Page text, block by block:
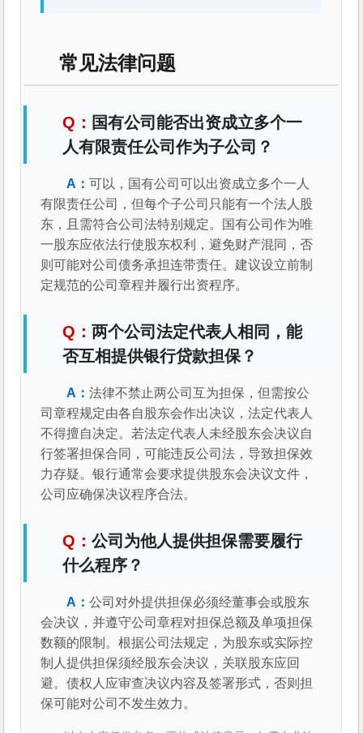
常见法律问题
国有公司能否出资成立多个一
人有限责任公司作为子公司？
可以，国有公司可以出资成立多个一人
有限责任公司，但每个子公司只能有一个法人股
东，且需符合公司法特别规定。国有公司作为唯
一股东应依法行使股东权利，避免财产混同，否
则可能对公司债务承担连带责任。建议设立前制
定规范的公司章程并履行出资程序。
两个公司法定代表人相同，能
否互相提供银行贷款担保？
法律不禁止两公司互为担保，但需按公
司章程规定由各自股东会作出决议，法定代表人
不得擅自决定。若法定代表人未经股东会决议自
行签署担保合同，可能违反公司法，导致担保效
力存疑。银行通常会要求提供股东会决议文件，
公司应确保决议程序合法。
公司为他人提供担保需要履行
什么程序？
公司对外提供担保必须经董事会或股东
会决议，并遵守公司章程对担保总额及单项担保
数额的限制。根据公司法规定，为股东或实际控
制人提供担保须经股东会决议，关联股东应回
避。债权人应审查决议内容及签署形式，否则担
保可能对公司不发生效力。